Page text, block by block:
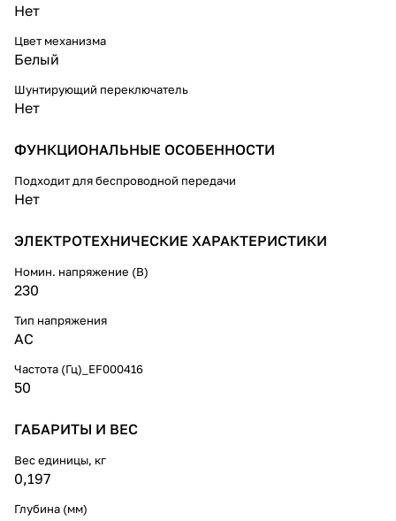
Нет
Цвет механизма
Белый
Шунтирующий переключатель
Нет
ФУНКЦИОНАЛЬНЫЕ ОСОБЕННОСТИ
Подходит для беспроводной передачи
Нет
ЭЛЕКТРОТЕХНИЧЕСКИЕ ХАРАКТЕРИСТИКИ
Номин. напряжение (В)
230
Тип напряжения
AC
Частота (Гц)_EF000416
50
ГАБАРИТЫ И ВЕС
Вес единицы, кг
0,197
Глубина (мм)